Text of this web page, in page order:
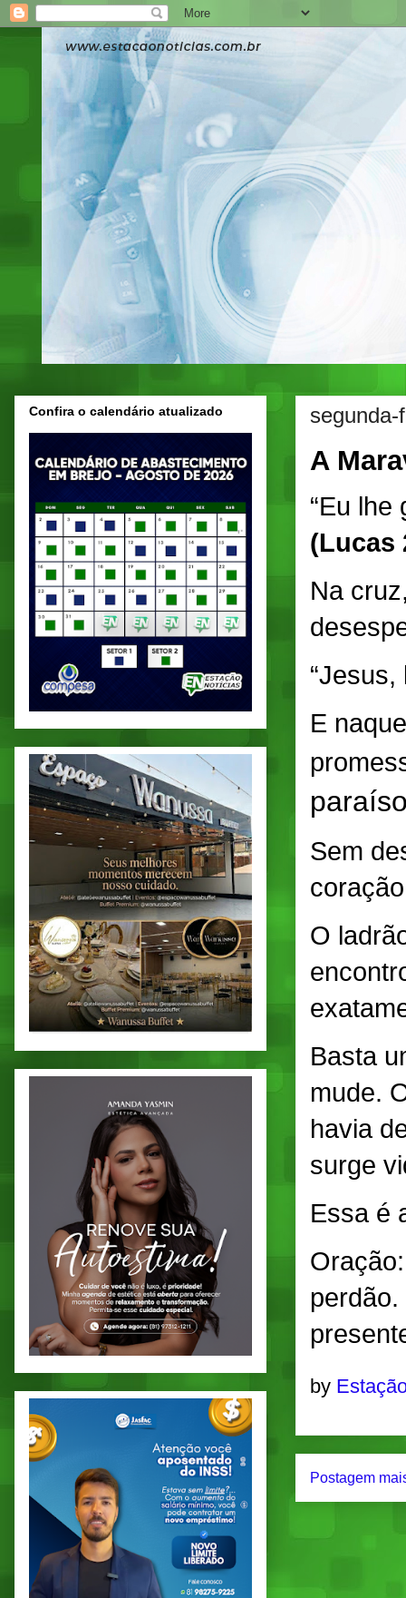
A
“Eu lhe
(Lucas
Na
“Jesus,
E
Sem
O
Basta
mude.
havia
surge
Essa é
by
Postagem
Confira o calendário atualizado